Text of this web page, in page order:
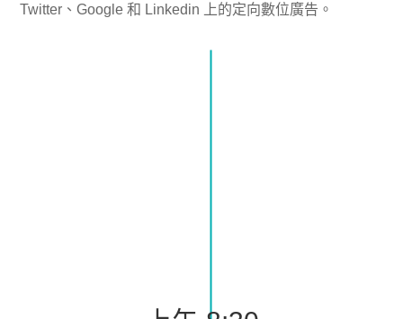
Twitter、Google 和 Linkedin 上的定向數位廣告。